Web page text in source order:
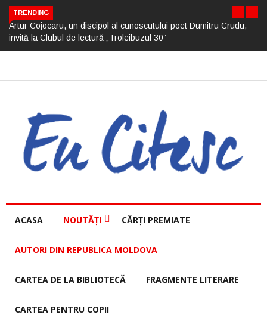
TRENDING
Artur Cojocaru, un discipol al cunoscutului poet Dumitru Crudu,
invită la Clubul de lectură „Troleibuzul 30”
ACASA NOUTĂȚI CĂRȚI PREMIATE
AUTORI DIN REPUBLICA MOLDOVA
CARTEA DE LA BIBLIOTECĂ FRAGMENTE LITERARE
CARTEA PENTRU COPII